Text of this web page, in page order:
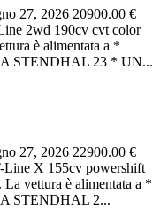
27, 2026 20900.00 €
2wd 190cv cvt color
è alimentata a *
STENDHAL 23 * UN...
27, 2026 22900.00 €
Line X 155cv powershift
vettura è alimentata a *
STENDHAL 2...